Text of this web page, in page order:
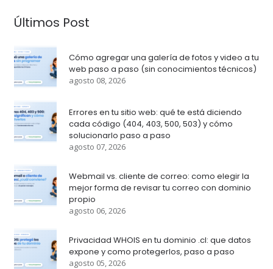
Últimos Post
Cómo agregar una galería de fotos y video a tu
web paso a paso (sin conocimientos técnicos)
agosto 08, 2026
Errores en tu sitio web: qué te está diciendo
cada código (404, 403, 500, 503) y cómo
solucionarlo paso a paso
agosto 07, 2026
Webmail vs. cliente de correo: como elegir la
mejor forma de revisar tu correo con dominio
propio
agosto 06, 2026
Privacidad WHOIS en tu dominio .cl: que datos
expone y como protegerlos, paso a paso
agosto 05, 2026